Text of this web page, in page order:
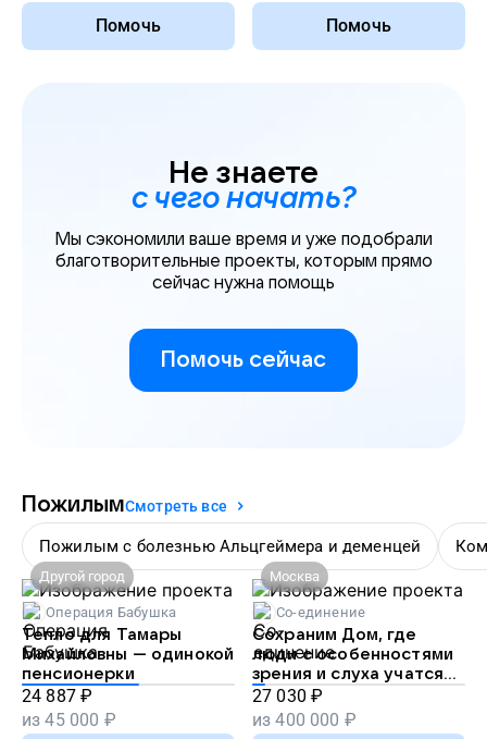
Помочь
Помочь
Не знаете
с чего начать?
Мы сэкономили ваше время и уже подобрали
благотворительные проекты, которым прямо
сейчас нужна помощь
Помочь сейчас
ПожилымСмотреть все
Пожилым с болезнью Альцгеймера и деменцей
Другой город
Операция Бабушка
Тепло для Тамары
Михайловны — одинокой
пенсионерки
24 887 ₽
из45 000 ₽
Москва
Со-единение
Сохраним Дом, где
люди с особенностями
зрения и слуха учатся
жить самостоятельно
27 030 ₽
из400 000 ₽